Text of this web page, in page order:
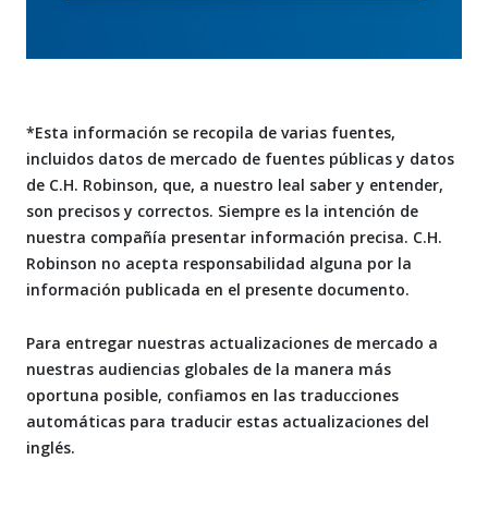
*Esta información se recopila de varias fuentes,
incluidos datos de mercado de fuentes públicas y datos
de C.H. Robinson, que, a nuestro leal saber y entender,
son precisos y correctos. Siempre es la intención de
nuestra compañía presentar información precisa. C.H.
Robinson no acepta responsabilidad alguna por la
información publicada en el presente documento.
Para entregar nuestras actualizaciones de mercado a
nuestras audiencias globales de la manera más
oportuna posible, confiamos en las traducciones
automáticas para traducir estas actualizaciones del
inglés.